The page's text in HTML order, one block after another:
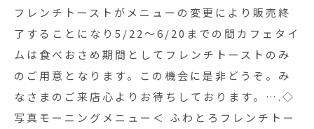
たりに仕上げた本格的なフレンチトースト◎…..
《HAUS営業時間》＊ショップ 11:00-20:00.＊ビ
#frenchtoast #cafe #カフェ #カフェ巡り
#hausmatsue #haus_matsue#松江 #島根#島根カ
フェ#松江カフェ#島根旅行
フレンチトーストがメニューの変更により販売終
了することになり5/22〜6/20までの間カフェタイ
ムは食べおさめ期間としてフレンチトーストのみ
のご用意となります。この機会に是非どうぞ。み
なさまのご来店心よりお待ちしております。….◇
写真モーニングメニュー＜ ふわとろフレンチトー